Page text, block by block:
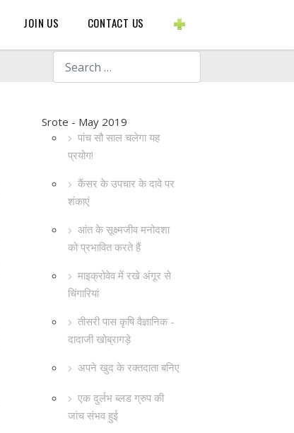
Search
JOIN US CONTACT US
Srote - May 2019
पांच सौ साल चलेगा यह
प्रयोग!
कैंसर के उपचार के दावे पर
शंकाएं
आंत के सूक्ष्मजीव मनोदशा
को प्रभावित करते हैं
माइक्रोवेव में रखे अंगूर से
चिंगारियां
तीसरी पास कृषि वैज्ञानिक -
दादाजी खोब्रागड़े
अपने खुद के रक्तदाता बनिए
एक दुर्लभ ब्लड ग्रुप की
जांच संभव हुई